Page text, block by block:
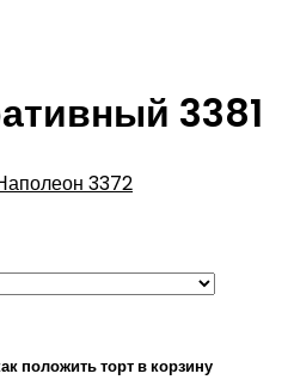
3381
3372
положить торт в корзину